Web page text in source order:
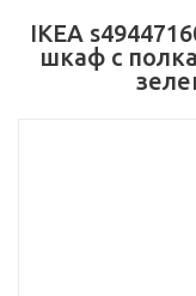
IKEA
шкаф с